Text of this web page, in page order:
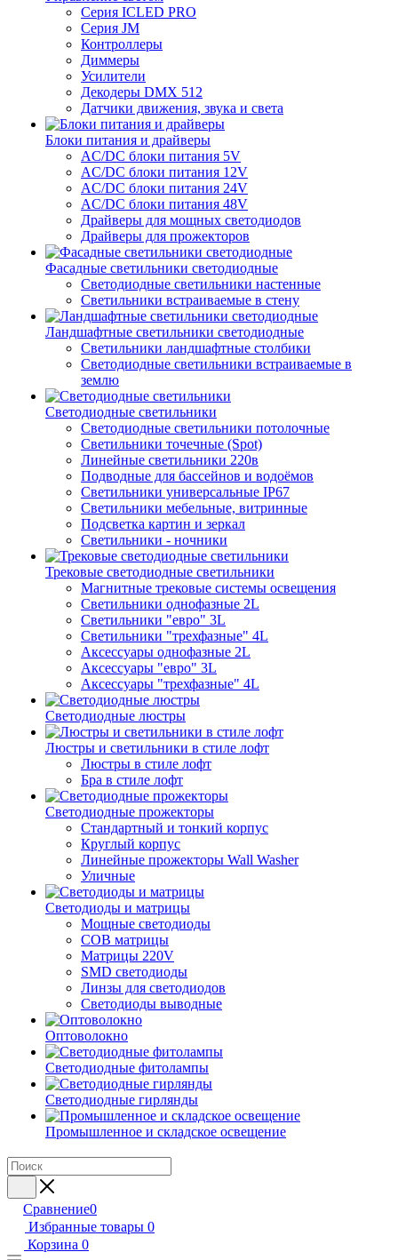
Серия ICLED PRO
Серия JM
Контроллеры
Диммеры
Усилители
Декодеры DMX 512
Датчики движения, звука и света
Блоки питания и драйверы
AC/DC блоки питания 5V
AC/DC блоки питания 12V
AC/DC блоки питания 24V
AC/DC блоки питания 48V
Драйверы для мощных светодиодов
Драйверы для прожекторов
Фасадные светильники светодиодные
Светодиодные светильники настенные
Светильники встраиваемые в стену
Ландшафтные светильники светодиодные
Светильники ландшафтные столбики
Светодиодные светильники встраиваемые в
землю
Светодиодные светильники
Светодиодные светильники потолочные
Светильники точечные (Spot)
Линейные светильники 220в
Подводные для бассейнов и водоёмов
Светильники универсальные IP67
Светильники мебельные, витринные
Подсветка картин и зеркал
Светильники - ночники
Трековые светодиодные светильники
Магнитные трековые системы освещения
Светильники однофазные 2L
Светильники "евро" 3L
Светильники "трехфазные" 4L
Аксессуары однофазные 2L
Аксессуары "евро" 3L
Аксессуары "трехфазные" 4L
Светодиодные люстры
Люстры и светильники в стиле лофт
Люстры в стиле лофт
Бра в стиле лофт
Светодиодные прожекторы
Стандартный и тонкий корпус
Круглый корпус
Линейные прожекторы Wall Washer
Уличные
Светодиоды и матрицы
Мощные светодиоды
COB матрицы
Матрицы 220V
SMD светодиоды
Линзы для светодиодов
Светодиоды выводные
Оптоволокно
Светодиодные фитолампы
Светодиодные гирлянды
Промышленное и складское освещение
Сравнение0
Избранные товары 0
Корзина 0